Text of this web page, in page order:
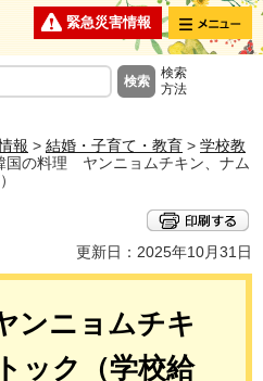
緊急災害情報 メニュー
検索
方法
報 > 結婚・子育て・教育 > 学校教
国の料理 ヤンニョムチキン、ナム
更新日：2025年10月31日
ンニョムチキ
ック（学校給